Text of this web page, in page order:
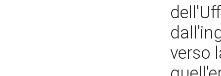
verso